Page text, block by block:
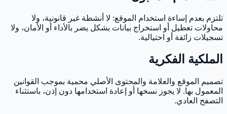
تلتزم بعدم إساءة استخدام الموقع: لا أنشطة غير قانونية، ولا
محاولات تعطيل أو استخراج بيانات بشكل يضر بالأداء أو الأمان، ولا
تسجيلات زائفة أو احتيالية.
الملكية الفكرية
تصميم الموقع والعلامة والمحتوى الأصلي محمية بموجب القوانين
المعمول بها. لا يجوز نسخها أو إعادة استخدامها دون إذن، باستثناء
التصفح العادي.